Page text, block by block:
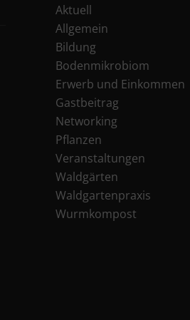
Aktuell
Allgemein
Bildung
Bodenmikrobiom
Erwerb und Einkommen
Gastbeitrag
Networking
Pflanzen
Veranstaltungen
Waldgärten
Waldgartenpraxis
Wurmkompost